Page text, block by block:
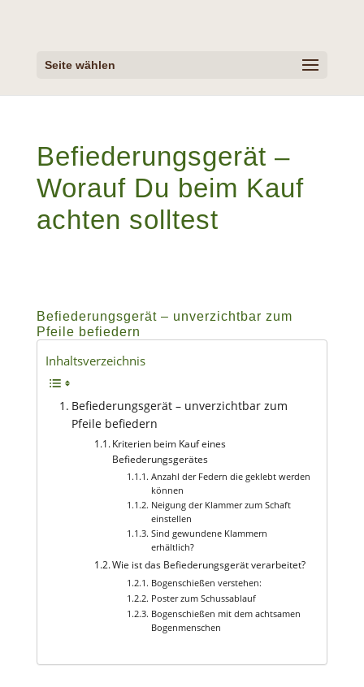
Seite wählen
Befiederungsgerät –
Worauf Du beim Kauf
achten solltest
Befiederungsgerät – unverzichtbar zum
Pfeile befiedern
Inhaltsverzeichnis
Befiederungsgerät – unverzichtbar zum
Pfeile befiedern
Kriterien beim Kauf eines
Befiederungsgerätes
Anzahl der Federn die geklebt werden
können
Neigung der Klammer zum Schaft
einstellen
Sind gewundene Klammern
erhältlich?
Wie ist das Befiederungsgerät verarbeitet?
Bogenschießen verstehen:
Poster zum Schussablauf
Bogenschießen mit dem achtsamen
Bogenmenschen